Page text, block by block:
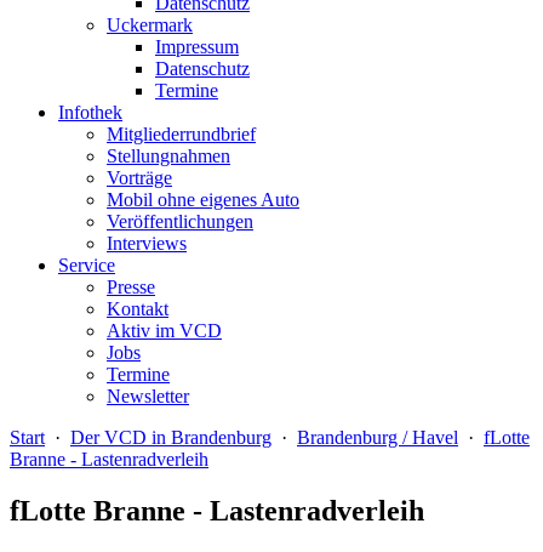
Uckermark
Impressum
Datenschutz
Termine
Infothek
Mitgliederrundbrief
Stellungnahmen
Vorträge
Mobil ohne eigenes Auto
Veröffentlichungen
Interviews
Service
Presse
Kontakt
Aktiv im VCD
Jobs
Termine
Newsletter
Start · Der VCD in Brandenburg · Brandenburg / Havel · fLotte
Branne - Lastenradverleih
fLotte Branne - Lastenradverleih